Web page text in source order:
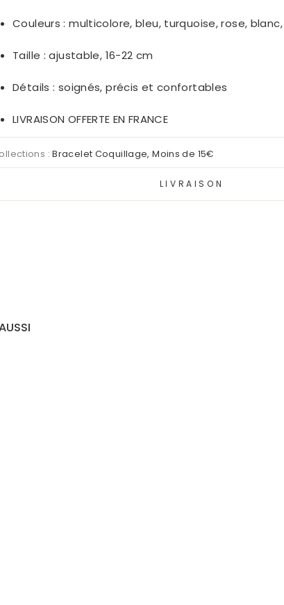
Couleurs : multicolore, bleu, turquoise, rose,
Taille : ajustable, 16-22 cm
Détails : soignés, précis et confortables
LIVRAISON OFFERTE EN FRANCE
:Bracelet Coquillage,Moins de 15€
LIVRAISON